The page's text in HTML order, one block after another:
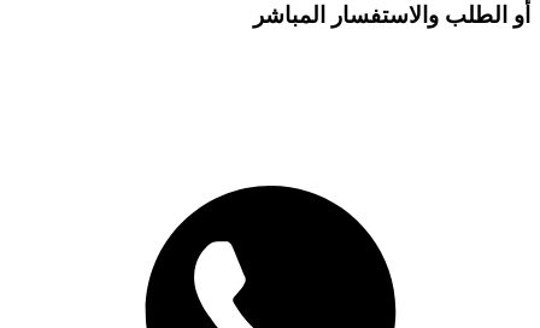
أو الطلب والاستفسار المباشر